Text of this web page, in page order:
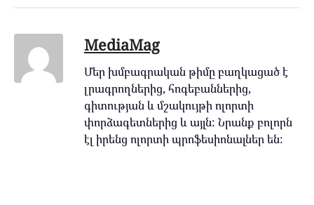
MediaMag
Մեր խմբագրական թիմը բաղկացած է
լրագրողներից, հոգեբաններից,
գիտության և մշակույթի ոլորտի
փորձագետներից և այլն: Նրանք բոլորն
էլ իրենց ոլորտի պրոֆեսիոնալներ են: